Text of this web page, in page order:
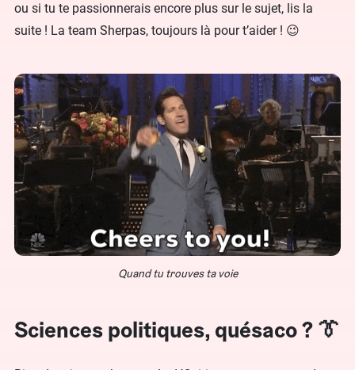
ou si tu te passionnerais encore plus sur le sujet, lis la
suite ! La team Sherpas, toujours là pour t’aider ! 😉
Quand tu trouves ta voie
Sciences politiques, quésaco ? 👔